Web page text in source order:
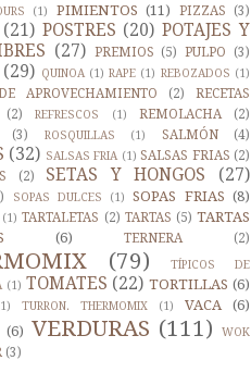
(1) PIMIENTOS (11) PIZZAS (3)
(21) POSTRES (20) POTAJES Y
(27) PREMIOS (5) PULPO (3)
(29) QUINOA (1) RAPE (1) REBOZADOS (1)
APROVECHAMIENTO (2)
RECETAS
(2) REFRESCOS (1) REMOLACHA
(2)
(3) ROSQUILLAS (1) SALMÓN (4)
(32) SALSAS FRIA (1) SALSAS FRIAS (2)
(2) SETAS Y HONGOS (27)
SOPAS DULCES (1) SOPAS FRIAS (8)
(1) TARTALETAS (2) TARTAS (5) TARTAS
(6) TERNERA (2)
(79)
TÍPICOS DE
(1) TOMATES (22) TORTILLAS (6)
TURRON. THERMOMIX (1) VACA
(6)
(6) VERDURAS (111)
WOK
(3)